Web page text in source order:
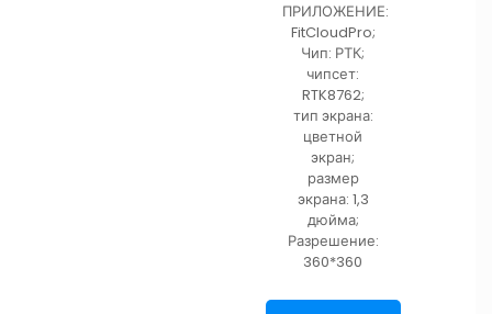
ПРИЛОЖЕНИЕ:
FitCloudPro;
Чип: РТК;
чипсет:
RTK8762;
тип экрана:
цветной
экран;
размер
экрана: 1,3
дюйма;
Разрешение:
360*360